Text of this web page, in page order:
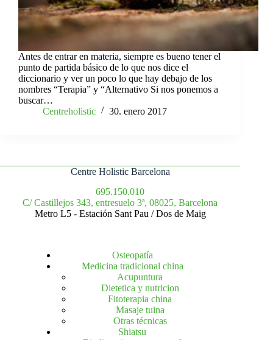
Antes de entrar en materia, siempre es bueno tener el
punto de partida básico de lo que nos dice el
diccionario y ver un poco lo que hay debajo de los
nombres “Terapia” y “Alternativo Si nos ponemos a
buscar…
Centreholistic
30. enero 2017
Centre Holistic Barcelona
695.150.010
C/ Castillejos 343, entresuelo 3ª, 08025, Barcelona
Metro L5 - Estación Sant Pau / Dos de Maig
Osteopatía
Medicina tradicional china
Acupuntura
Dietetica y nutricion
Fitoterapia china
Masaje tuina
Otras técnicas
Shiatsu